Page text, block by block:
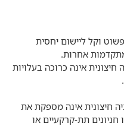
וקל ליישום יחסית
אחרות.
חיצונית אינה כרוכה בעלויות
חיצונית אינה מספקת את
תת-קרקעיים או